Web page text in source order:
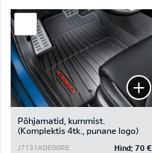
Põhjamatid, kummist.
(Komplektis 4tk., punane logo)
J7131ADE00RE Hind: 70 €